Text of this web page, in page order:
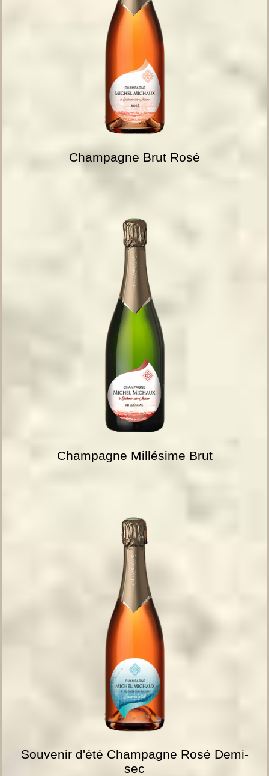
Champagne Brut Rosé
Champagne Millésime Brut
Souvenir d'été Champagne Rosé Demi-
sec